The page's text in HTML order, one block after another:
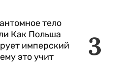
3
тело
Как Польша
имперский
это учит